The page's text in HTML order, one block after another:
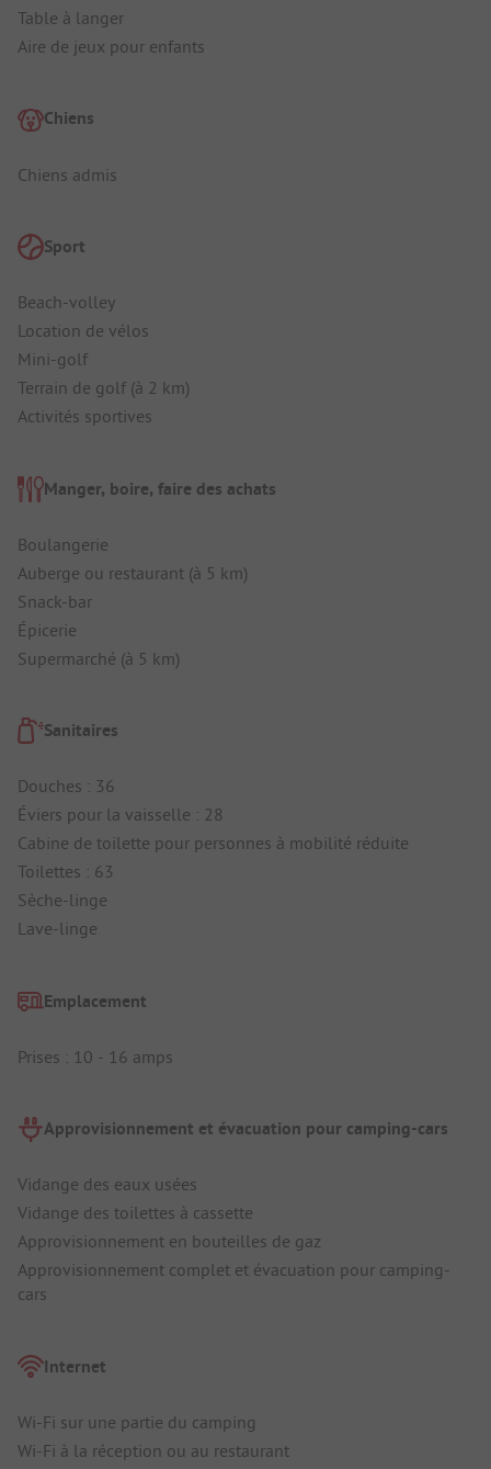
Table à langer
Aire de jeux pour enfants
Chiens
Chiens admis
Sport
Beach-volley
Location de vélos
Mini-golf
Terrain de golf (à 2 km)
Activités sportives
Manger, boire, faire des achats
Boulangerie
Auberge ou restaurant (à 5 km)
Snack-bar
Épicerie
Supermarché (à 5 km)
Sanitaires
Douches : 36
Éviers pour la vaisselle : 28
Cabine de toilette pour personnes à mobilité réduite
Toilettes : 63
Sèche-linge
Lave-linge
Emplacement
Prises : 10 - 16 amps
Approvisionnement et évacuation pour camping-cars
Vidange des eaux usées
Vidange des toilettes à cassette
Approvisionnement en bouteilles de gaz
Approvisionnement complet et évacuation pour camping-
cars
Internet
Wi-Fi sur une partie du camping
Wi-Fi à la réception ou au restaurant